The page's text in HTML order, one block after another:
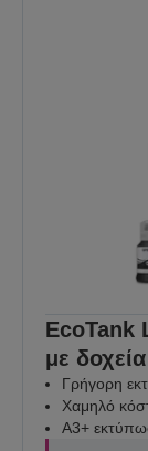
EcoTank
με
Γρήγορη
Χαμηλό
Α3+